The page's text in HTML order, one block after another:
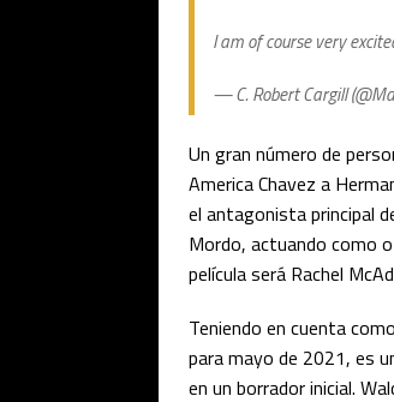
I am of course very
— C. Robert Cargill
Un gran número de
America Chavez a
el antagonista principal
Mordo, actuando como
película será Rachel
Teniendo en cuenta como
para mayo de 2021, es
en un borrador inicial.